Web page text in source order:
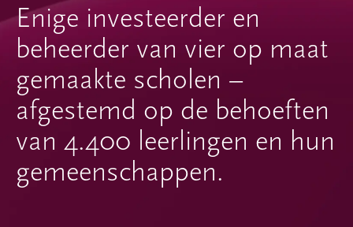
Enige investeerder en
beheerder van vier op maat
gemaakte scholen –
afgestemd op de behoeften
van 4.400 leerlingen en hun
gemeenschappen.